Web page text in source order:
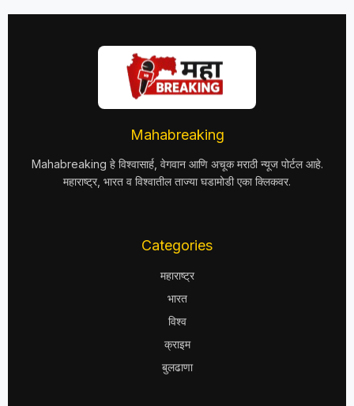
Mahabreaking
Mahabreaking हे विश्वासार्ह, वेगवान आणि अचूक मराठी न्यूज पोर्टल आहे.
महाराष्ट्र, भारत व विश्वातील ताज्या घडामोडी एका क्लिकवर.
Categories
महाराष्ट्र
भारत
विश्व
क्राइम
बुलढाणा